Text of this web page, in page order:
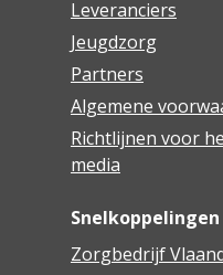
Leveranciers
Jeugdzorg
Partners
Algemene
Richtlijnen voor
media
Snelkoppelingen
Zorgbedrijf